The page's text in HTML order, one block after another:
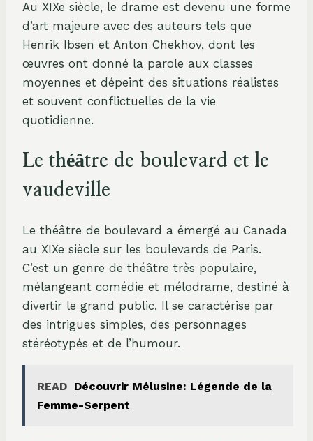
Au XIXe siècle, le drame est devenu une forme
d’art majeure avec des auteurs tels que
Henrik Ibsen et Anton Chekhov, dont les
œuvres ont donné la parole aux classes
moyennes et dépeint des situations réalistes
et souvent conflictuelles de la vie
quotidienne.
Le théâtre de boulevard et le
vaudeville
Le théâtre de boulevard a émergé au Canada
au XIXe siècle sur les boulevards de Paris.
C’est un genre de théâtre très populaire,
mélangeant comédie et mélodrame, destiné à
divertir le grand public. Il se caractérise par
des intrigues simples, des personnages
stéréotypés et de l’humour.
READ Découvrir Mélusine: Légende de la
Femme-Serpent